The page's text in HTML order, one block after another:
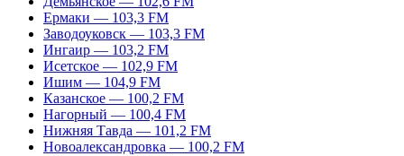
Ермаки — 103,3 FM
Заводоуковск — 103,3 FM
Ингаир — 103,2 FM
Исетское — 102,9 FM
Ишим — 104,9 FM
Казанское — 100,2 FM
Нагорный — 100,4 FM
Нижняя Тавда — 101,2 FM
Новоалександровка — 100,2 FM